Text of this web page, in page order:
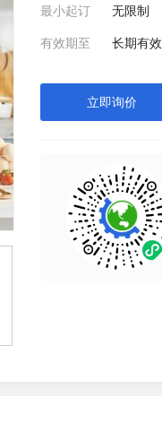
最小起订 无限制
有效期至 长期有效
立即询价